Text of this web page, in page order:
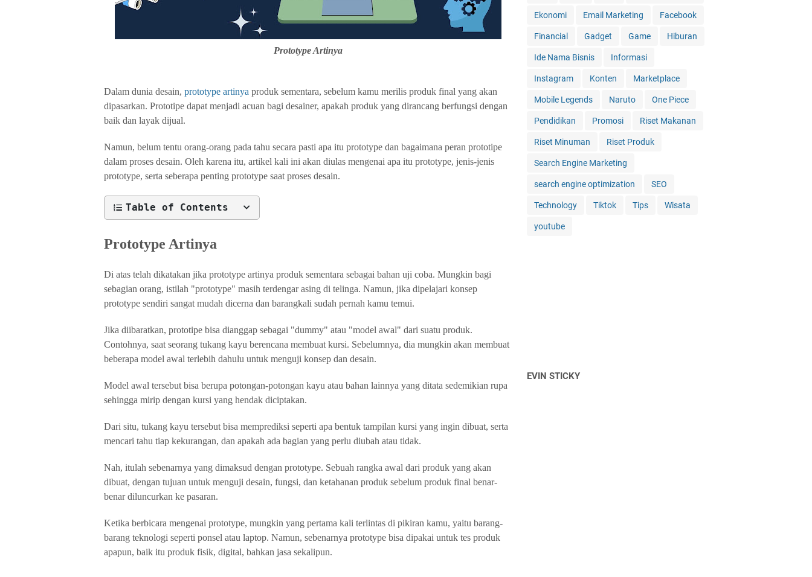
Prototype Artinya
Dalam dunia desain, prototype artinya produk sementara, sebelum kamu merilis produk final yang akan
dipasarkan. Prototipe dapat menjadi acuan bagi desainer, apakah produk yang dirancang berfungsi dengan
baik dan layak dijual.
Namun, belum tentu orang-orang pada tahu secara pasti apa itu prototype dan bagaimana peran prototipe
dalam proses desain. Oleh karena itu, artikel kali ini akan diulas mengenai apa itu prototype, jenis-jenis
prototype, serta seberapa penting prototype saat proses desain.
Table of Contents
Prototype Artinya
Di atas telah dikatakan jika prototype artinya produk sementara sebagai bahan uji coba. Mungkin bagi
sebagian orang, istilah "prototype" masih terdengar asing di telinga. Namun, jika dipelajari konsep
prototype sendiri sangat mudah dicerna dan barangkali sudah pernah kamu temui.
Jika diibaratkan, prototipe bisa dianggap sebagai "dummy" atau "model awal" dari suatu produk.
Contohnya, saat seorang tukang kayu berencana membuat kursi. Sebelumnya, dia mungkin akan membuat
beberapa model awal terlebih dahulu untuk menguji konsep dan desain.
Model awal tersebut bisa berupa potongan-potongan kayu atau bahan lainnya yang ditata sedemikian rupa
sehingga mirip dengan kursi yang hendak diciptakan.
Dari situ, tukang kayu tersebut bisa memprediksi seperti apa bentuk tampilan kursi yang ingin dibuat, serta
mencari tahu tiap kekurangan, dan apakah ada bagian yang perlu diubah atau tidak.
Nah, itulah sebenarnya yang dimaksud dengan prototype. Sebuah rangka awal dari produk yang akan
dibuat, dengan tujuan untuk menguji desain, fungsi, dan ketahanan produk sebelum produk final benar-
benar diluncurkan ke pasaran.
Ketika berbicara mengenai prototype, mungkin yang pertama kali terlintas di pikiran kamu, yaitu barang-
barang teknologi seperti ponsel atau laptop. Namun, sebenarnya prototype bisa dipakai untuk tes produk
apapun, baik itu produk fisik, digital, bahkan jasa sekalipun.
Ekonomi Email Marketing Facebook
Financial Gadget Game Hiburan
Ide Nama Bisnis Informasi
Instagram Konten Marketplace
Mobile Legends Naruto One Piece
Pendidikan Promosi Riset Makanan
Riset Minuman Riset Produk
Search Engine Marketing
search engine optimization SEO
Technology Tiktok Tips Wisata
youtube
EVIN STICKY